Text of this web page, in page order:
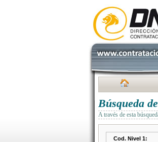
Búsqueda
A través de esta
Cod. Nivel 1: